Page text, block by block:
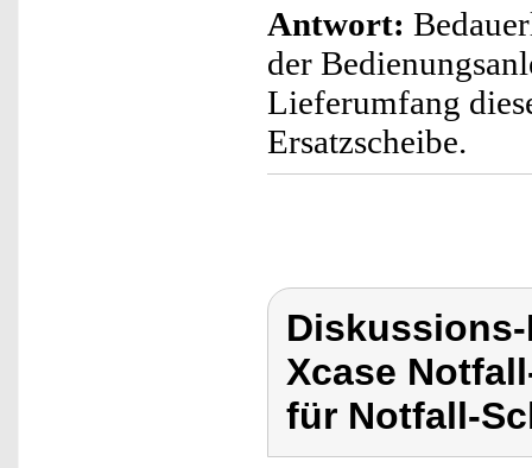
Antwort:
der
Lieferumfang
Ersatzscheibe.
Xcase
für Notfall-